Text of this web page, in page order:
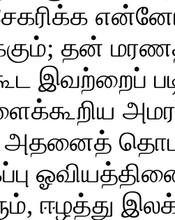
தன்
இவற்றைப்
அதனைத்
ஈழத்து